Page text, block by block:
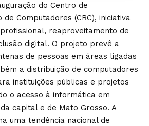
do Centro de
de Computadores (CRC), iniciativa
reaproveitamento de
digital. O projeto prevê a
de pessoas em áreas ligadas
a distribuição de computadores
instituições públicas e projetos
o acesso à informática em
capital e de Mato Grosso. A
uma tendência nacional de